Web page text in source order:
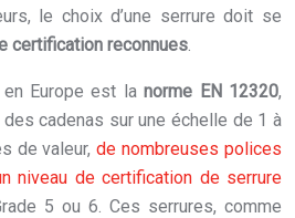
le choix d’une serrure doit se
certification reconnues.
en Europe est lanorme EN 12320,
cadenas sur une échelle de 1 à
de valeur,de nombreuses polices
niveau de certification de serrure
5 ou 6. Ces serrures, comme